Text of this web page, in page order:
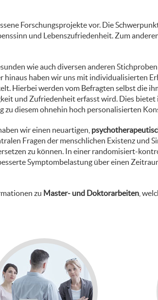
Forschungsprojekte vor. Die
und Lebenszufriedenheit. Zum
wie auch diversen anderen
hinaus haben wir uns mit individualisierten
Hierbei werden vom Befragten selbst die
und Zufriedenheit erfasst wird. Dies bietet
zu diesem ohnehin hoch personalisierten
wir einen neuartigen,
Fragen der menschlichen Existenz und
zu können. In einer randomisiert-
Symptombelastung über einen
zu Master- und Doktorarbeiten ,